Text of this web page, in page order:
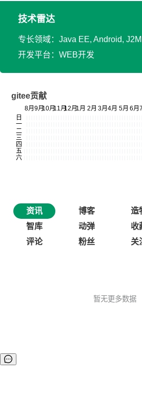
技术雷达
专长领域：Java EE, Android,
开发平台：WEB开发
gitee贡献
资讯 博客
造
智库
动弹
收
评论
粉丝 关
暂无更多数据